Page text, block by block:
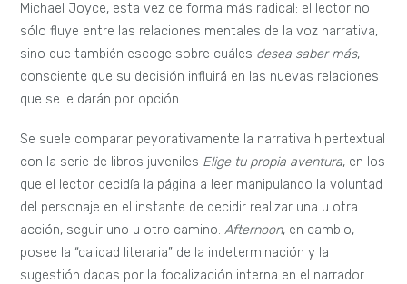
Michael Joyce, esta vez de forma más radical: el lector no
sólo fluye entre las relaciones mentales de la voz narrativa,
sino que también escoge sobre cuáles desea saber más,
consciente que su decisión influirá en las nuevas relaciones
que se le darán por opción.
Se suele comparar peyorativamente la narrativa hipertextual
con la serie de libros juveniles Elige tu propia aventura, en los
que el lector decidía la página a leer manipulando la voluntad
del personaje en el instante de decidir realizar una u otra
acción, seguir uno u otro camino.Afternoon, en cambio,
posee la “calidad literaria” de la indeterminación y la
sugestión dadas por la focalización interna en el narrador